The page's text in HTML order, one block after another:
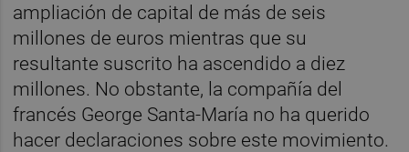
ampliación de capital de más de seis
millones de euros mientras que su
resultante suscrito ha ascendido a diez
millones. No obstante, la compañía del
francés George Santa-María no ha querido
hacer declaraciones sobre este movimiento.